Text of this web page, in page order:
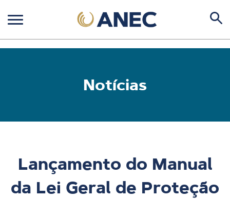
Notícias
Lançamento do Manual
da Lei Geral de Proteção